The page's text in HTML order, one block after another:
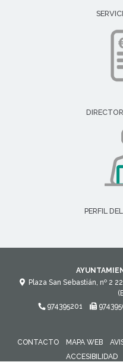
PERFIL
Plaza San Sebastián, nº 2
974395201
CONTACTO MAPA WEB
ACCESIBILIDAD